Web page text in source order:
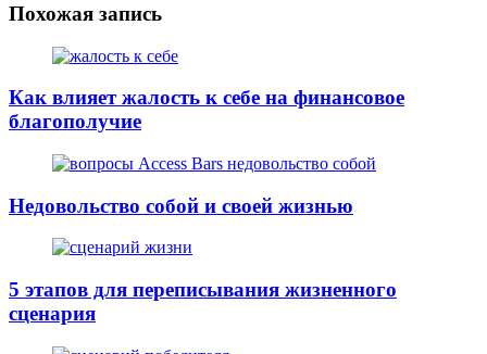
Похожая запись
Как влияет жалость к себе на финансовое
благополучие
Недовольство собой и своей жизнью
5 этапов для переписывания жизненного
сценария